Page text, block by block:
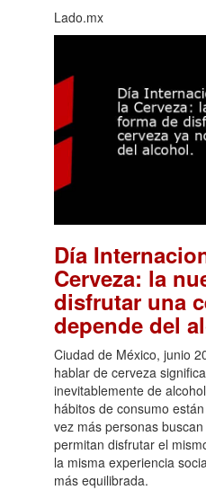
Lado.mx
Día
Cerveza: la
disfrutar una
depende del
Ciudad de México, junio
hablar de cerveza
inevitablemente de
hábitos de consumo
vez más personas
permitan disfrutar el
la misma experiencia
más equilibrada.